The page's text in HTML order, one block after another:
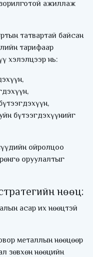
ажиллаж
татвартай байсан
тарифаар
хэлэлцээр нь:
бүтээгдэхүүнийг
ойролцоо
оруулалтыг
нөөц:
асар их нөөцтэй
металлын нөөцөөр
зөвхөн нөөцийн